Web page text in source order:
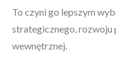
To czyni go lepszym
strategicznego,
wewnętrznej.